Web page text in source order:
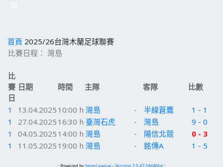
首頁 2025/26台灣木蘭足球聯賽
比賽日程： 灣島
比
賽
日
日期 時間 主隊 客隊 比數
1 13.04.2025 10:00 h 灣島 - 半線蒼鷹
1 - 1
1
27.04.2025 16:30 h 臺灣石虎 - 灣島
9 - 0
1
04.05.2025 14:00 h 灣島 - 陽信北競
0 - 3
1
11.05.2025 19:00 h 灣島 - 銘傳A 1 - 5